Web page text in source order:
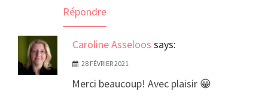
Répondre
Caroline Asseloos says:
28 FÉVRIER 2021
Merci beaucoup! Avec plaisir 😀